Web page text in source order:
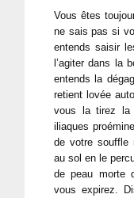
Vous êtes
ne sais pas si
entends saisir
l’agiter dans la
entends la
retient lovée
vous la tirez la
iliaques
de votre souffle
au sol en le
de peau morte
vous expirez.